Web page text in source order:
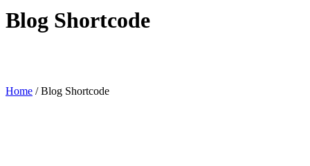
Blog Shortcode
Home /Blog Shortcode